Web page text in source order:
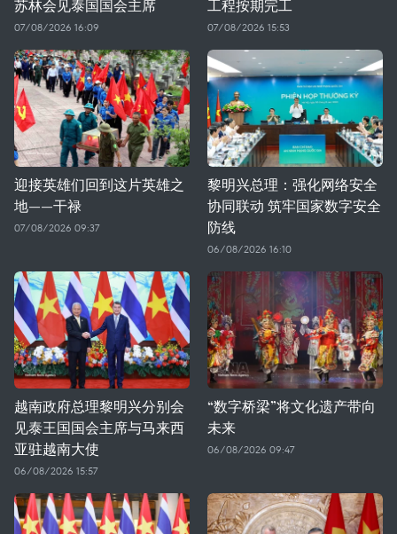
苏林会见泰国国会主席
07/08/2026 16:09
工程按期完工
07/08/2026 15:53
迎接英雄们回到这片英雄之
地——干禄
07/08/2026 09:37
黎明兴总理：强化网络安全
协同联动 筑牢国家数字安全
防线
06/08/2026 16:10
越南政府总理黎明兴分别会
见泰王国国会主席与马来西
亚驻越南大使
06/08/2026 15:57
“数字桥梁”将文化遗产带向
未来
06/08/2026 09:47